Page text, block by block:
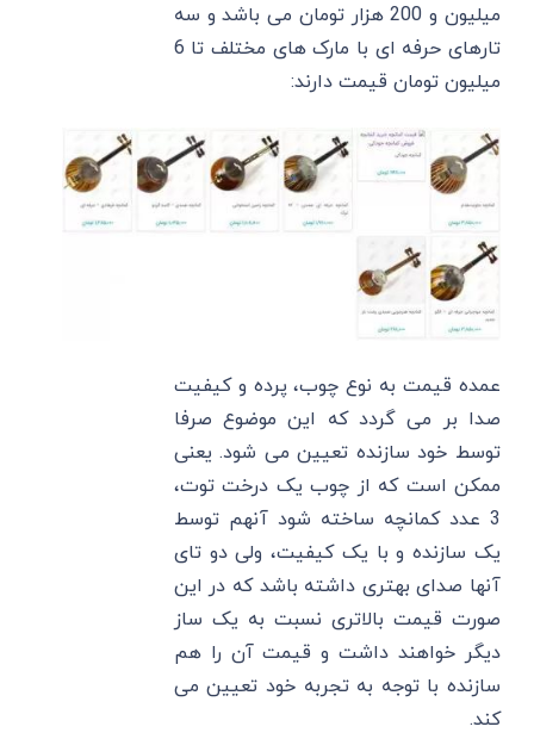
میلیون و 200 هزار تومان می باشد و سه
تارهای حرفه ای با مارک های مختلف تا 6
میلیون تومان قیمت دارند:
عمده قیمت به نوع چوب، پرده و کیفیت
صدا بر می گردد که این موضوع صرفا
توسط خود سازنده تعیین می شود. یعنی
ممکن است که از چوب یک درخت توت،
3 عدد کمانچه ساخته شود آنهم توسط
یک سازنده و با یک کیفیت، ولی دو تای
آنها صدای بهتری داشته باشد که در این
صورت قیمت بالاتری نسبت به یک ساز
دیگر خواهند داشت و قیمت آن را هم
سازنده با توجه به تجربه خود تعیین می
کند.